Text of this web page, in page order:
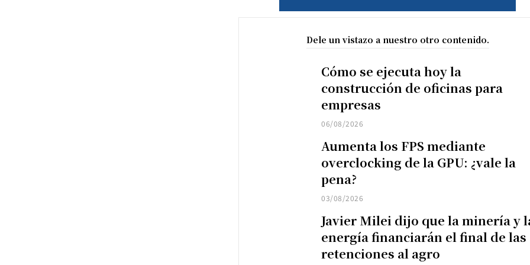
Dele un vistazo a nuestro otro contenido.
Cómo se ejecuta hoy la
construcción de oficinas para
empresas
06/08/2026
Aumenta los FPS mediante
overclocking de la GPU: ¿vale la
pena?
03/08/2026
Javier Milei dijo que la minería y
energía financiarán el final de las
retenciones al agro